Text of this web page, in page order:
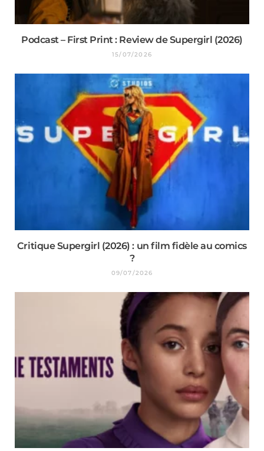
Podcast – First Print : Review de Supergirl (2026)
15/07/2026
Critique Supergirl (2026) : un film fidèle au comics
?
09/07/2026